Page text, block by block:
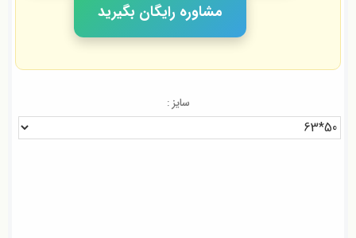
مشاوره رایگان بگیرید
سایز :